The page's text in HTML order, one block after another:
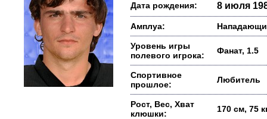
Дата рождения: 8 июля
Амплуа:
Уровень игры
полевого игрока:
Фанат, 1.5
Спортивное
прошлое:
Любитель
Рост, Вес, Хват
клюшки:
170 см, 75